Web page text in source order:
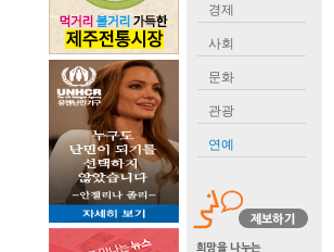
경제
사회
문화
관광
연예